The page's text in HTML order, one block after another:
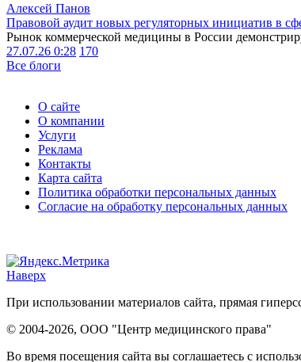
Алексей Панов
Правовой аудит новых регуляторных инициатив в
Рынок коммерческой медицины в России
27.07.26 0:28 170
Все блоги
О сайте
О компании
Услуги
Реклама
Контакты
Карта сайта
Политика обработки персональных данных
Согласие на обработку персональных данных
Наверх
При использовании материалов сайта, прямая
© 2004-2026, ООО "Центр медицинского права"
Во время посещения сайта вы соглашаетесь с